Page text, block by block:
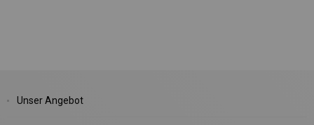
Unser Angebot